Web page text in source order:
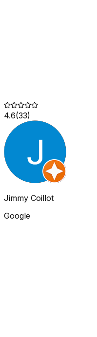
4.6(33)
Jimmy Coillot
Google